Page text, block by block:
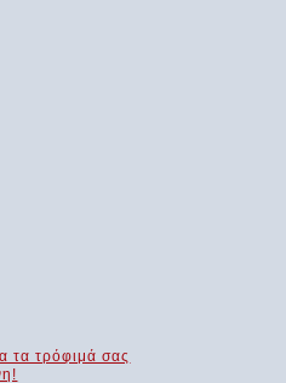
τα τρόφιμά σας